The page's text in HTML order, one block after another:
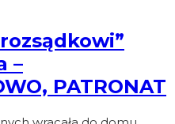
–
PATRONAT